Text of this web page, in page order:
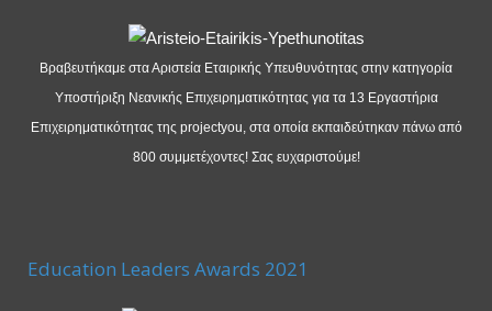
Βραβευτήκαμε στα Αριστεία Εταιρικής Υπευθυνότητας στην κατηγορία
Υποστήριξη Νεανικής Επιχειρηματικότητας για τα 13 Εργαστήρια
Επιχειρηματικότητας της projectyou, στα οποία εκπαιδεύτηκαν πάνω από
800 συμμετέχοντες! Σας ευχαριστούμε!
Education Leaders Awards 2021